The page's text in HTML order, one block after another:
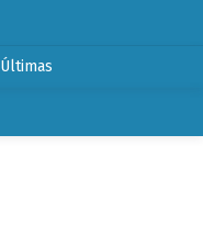
Últimas